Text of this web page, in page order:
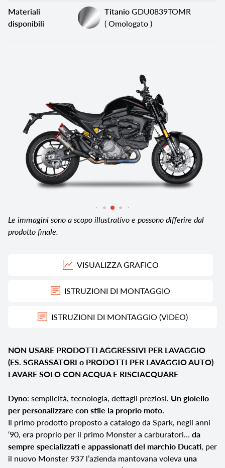
Materiali
disponibili
TitanioGDU0839TOMR
( Omologato )
Le immagini sono a scopo illustrativo e possono differire dal
prodotto finale.
VISUALIZZA GRAFICO
ISTRUZIONI DI MONTAGGIO
ISTRUZIONI DI MONTAGGIO (VIDEO)
NON USARE PRODOTTI AGGRESSIVI PER LAVAGGIO
(ES. SGRASSATORI o PRODOTTI PER LAVAGGIO AUTO)
LAVARE SOLO CON ACQUA E RISCIACQUARE
Dyno: semplicità, tecnologia, dettagli preziosi. Un gioiello
per personalizzare con stile la proprio moto.
Il primo prodotto proposto a catalogo da Spark, negli anni
‘90, era proprio per il primo Monster a carburatori… da
sempre specializzati e appassionati del marchio Ducati, per
il nuovo Monster 937 l’azienda mantovana voleva una